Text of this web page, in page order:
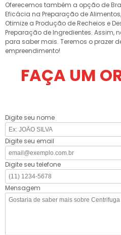
Oferecemos também a opção de
Eficácia na Preparação de
Otimize a Produção de Recheios e
Preparação de Ingredientes. Assim,
para saber mais. Teremos o prazer
empreendimento!
FAÇA UM
Digite seu nome
Digite seu email
Digite seu telefone
Mensagem